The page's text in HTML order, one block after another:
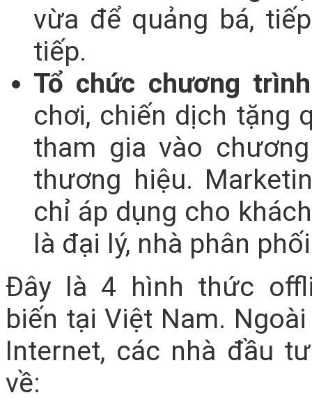
vừa để quảng bá,
tiếp.
Tổ chức chương
chơi, chiến dịch tặng
tham gia vào
thương hiệu.
chỉ áp dụng cho
là đại lý, nhà phân
Đây là 4 hình thức
biến tại Việt Nam.
Internet, các nhà đầu
về: